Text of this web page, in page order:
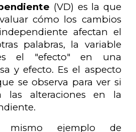
(VD) es la que
cómo los cambios
afectan el
palabras, la variable
el "efecto" en una
y efecto. Es el aspecto
se observa para ver si
las alteraciones en la
mismo ejemplo de